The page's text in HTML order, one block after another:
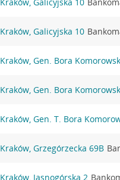
Kraków, Galicyjska 10
Kraków, Gen. Bora
Kraków, Gen. Bora
Kraków, Gen. T. Bora
Kraków, Grzegórzecka 69B
Kraków, Jasnogórska 2